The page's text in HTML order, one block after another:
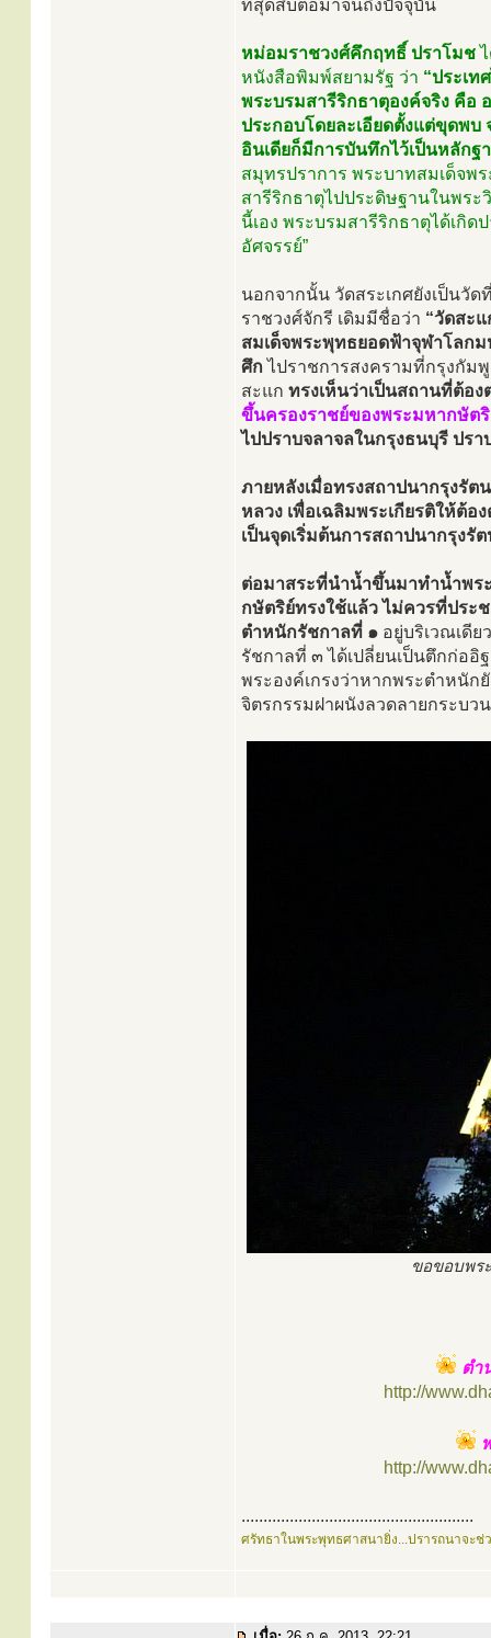
ที่สุดสืบต่อมาจนถึงปัจจุบัน
หม่อมราชวงศ์คึกฤทธิ์ ปราโมช
หนังสือพิมพ์สยามรัฐ ว่า “ประเท
พระบรมสารีริกธาตุองค์จริง คือ
ประกอบโดยละเอียดตั้งแต่ขุดพบ
อินเดียก็มีการบันทึกไว้เป็นหลักฐ
สมุทรปราการ พระบาทสมเด็จพ
สารีริกธาตุไปประดิษฐานในพระ
นี้เอง พระบรมสารีริกธาตุได้เกิ
อัศจรรย์”
นอกจากนั้น วัดสระเกศยังเป็นวั
ราชวงศ์จักรี เดิมมีชื่อว่า “วัดสะแ
สมเด็จพระพุทธยอดฟ้าจุฬาโลก
ศึก ไปราชการสงครามที่กรุงกัม
สะแก ทรงเห็นว่าเป็นสถานที่ต้อ
ขึ้นครองราชย์ของพระมหากษัต
ไปปราบจลาจลในกรุงธนบุรี ปร
ภายหลังเมื่อทรงสถาปนากรุงรัต
หลวง เพื่อเฉลิมพระเกียรติให้ต้
เป็นจุดเริ่มต้นการสถาปนากรุงรั
ต่อมาสระที่นำน้ำขึ้นมาทำน้ำพร
กษัตริย์ทรงใช้แล้ว ไม่ควรที่ประ
ตำหนักรัชกาลที่ ๑ อยู่บริเวณเดีย
รัชกาลที่ ๓ ได้เปลี่ยนเป็นตึกก่อ
พระองค์เกรงว่าหากพระตำหนัก
จิตรกรรมฝาผนังลวดลายกระบ
ขอขอบพร
ตำ
http://
http://
.....................................................
ศรัทธาในพระพุทธศาสนายิ่ง...ปรารถนาจะ